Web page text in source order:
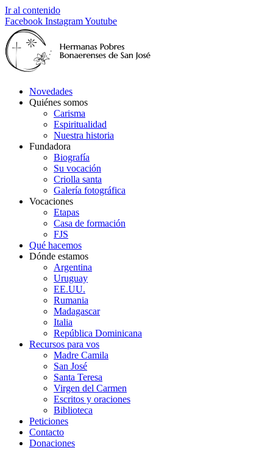
Ir al contenido
Facebook InstagramYoutube
Novedades
Quiénes somos
Carisma
Espiritualidad
Nuestra historia
Fundadora
Biografía
Su vocación
Criolla santa
Galería fotográfica
Vocaciones
Etapas
Casa de formación
FJS
Qué hacemos
Dónde estamos
Argentina
Uruguay
EE.UU.
Rumania
Madagascar
Italia
República Dominicana
Recursos para vos
Madre Camila
San José
Santa Teresa
Virgen del Carmen
Escritos y oraciones
Biblioteca
Peticiones
Contacto
Donaciones